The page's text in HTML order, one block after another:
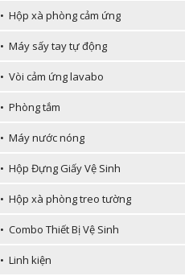
• Hộp xà phòng cảm ứng
• Máy sấy tay tự động
• Vòi cảm ứng lavabo
• Phòng tắm
• Máy nước nóng
• Hộp Đựng Giấy Vệ Sinh
• Hộp xà phòng treo tường
• Combo Thiết Bị Vệ Sinh
• Linh kiện